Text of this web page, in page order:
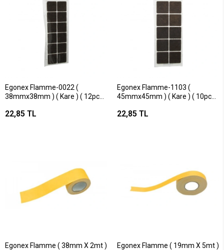
Egonex Flamme-0022 (
38mmx38mm ) ( Kare ) ( 12pcs )
Keçesi ( Yapışkanlı Montaj
22,85 TL
Egonex Flamme-1103 (
45mmx45mm ) ( Kare ) ( 10pcs )
Keçesi ( Yapışkanlı Montaj
22,85 TL
Egonex Flamme ( 38mm X 2mt )
Egonex Flamme ( 19mm X 5mt )